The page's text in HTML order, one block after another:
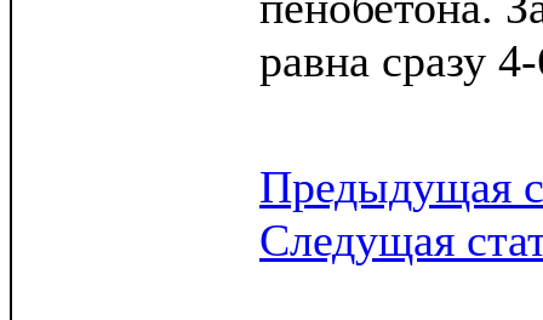
равна сразу
Предыдущая
Следущая